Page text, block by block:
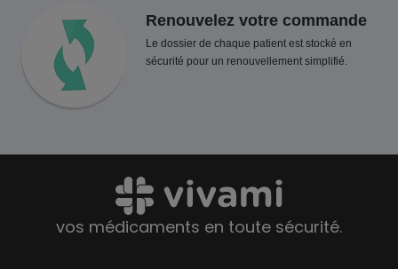
Renouvelez votre commande
Le dossier de chaque patient est stocké en
sécurité pour un renouvellement simplifié.
vos médicaments en toute sécurité.